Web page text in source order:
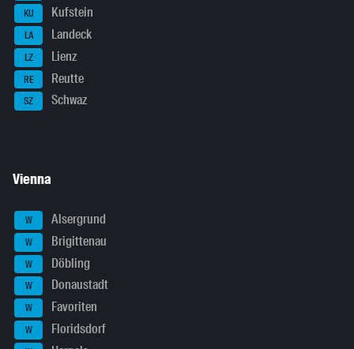
KU Kufstein
LA Landeck
LZ Lienz
RE Reutte
SZ Schwaz
Vienna
W Alsergrund
W Brigittenau
W Döbling
W Donaustadt
W Favoriten
W Floridsdorf